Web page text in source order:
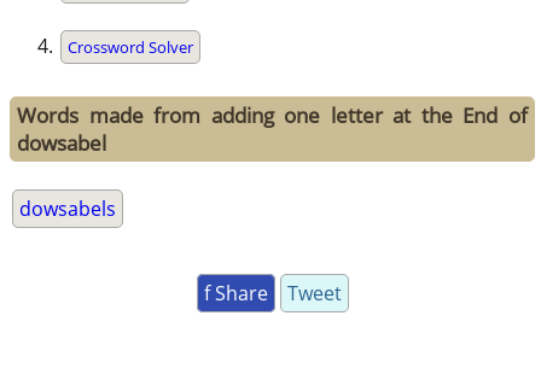
Crossword Solver
Words made from adding one letter at the End of
dowsabel
dowsabels
f Share Tweet